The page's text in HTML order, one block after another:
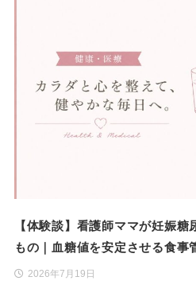
【体験談】看護師ママが妊娠
もの｜血糖値を安定させる食事
2026年7月19日